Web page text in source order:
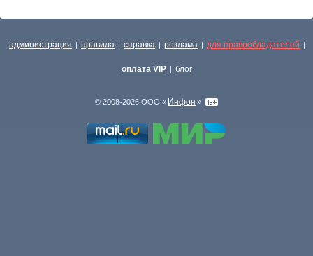
администрация | правила | справка | реклама | для правообладателей |
оплата VIP | блог
© 2008-2026 ООО « Инфон »